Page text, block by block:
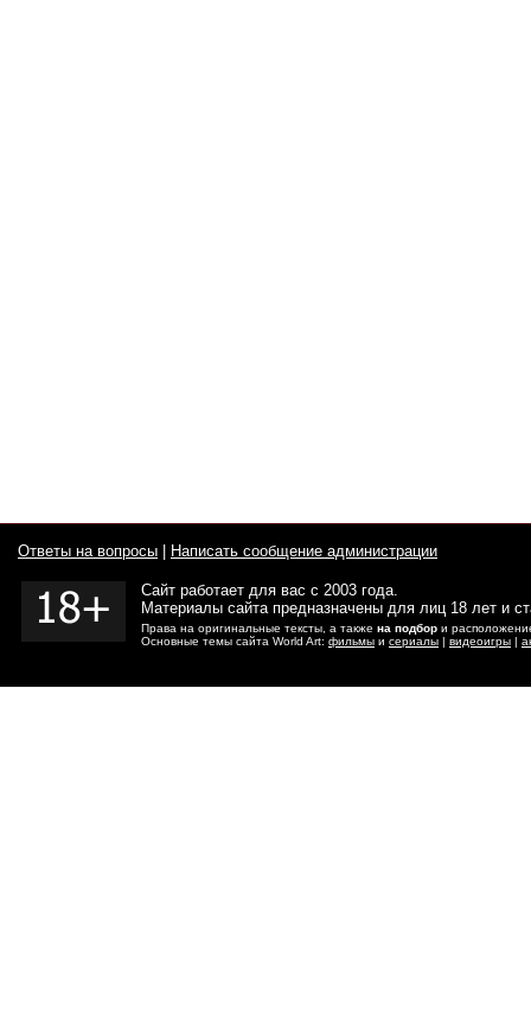
Ответы на вопросы Написать сообщение администрации
Сайт работает для вас с 2003 года.
Материалы сайта предназначены для лиц 18 лет и
Права на оригинальные тексты, а также на подбор и
Основные темы сайта World Art: фильмы и сериалы | видеоигры |